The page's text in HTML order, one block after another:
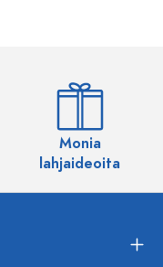
Monia
lahjaideoita